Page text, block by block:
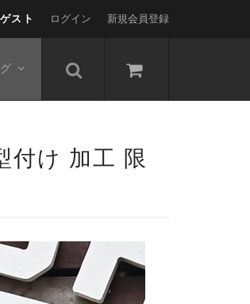
ゲスト ログイン 新規会員登録
付け 加工 限